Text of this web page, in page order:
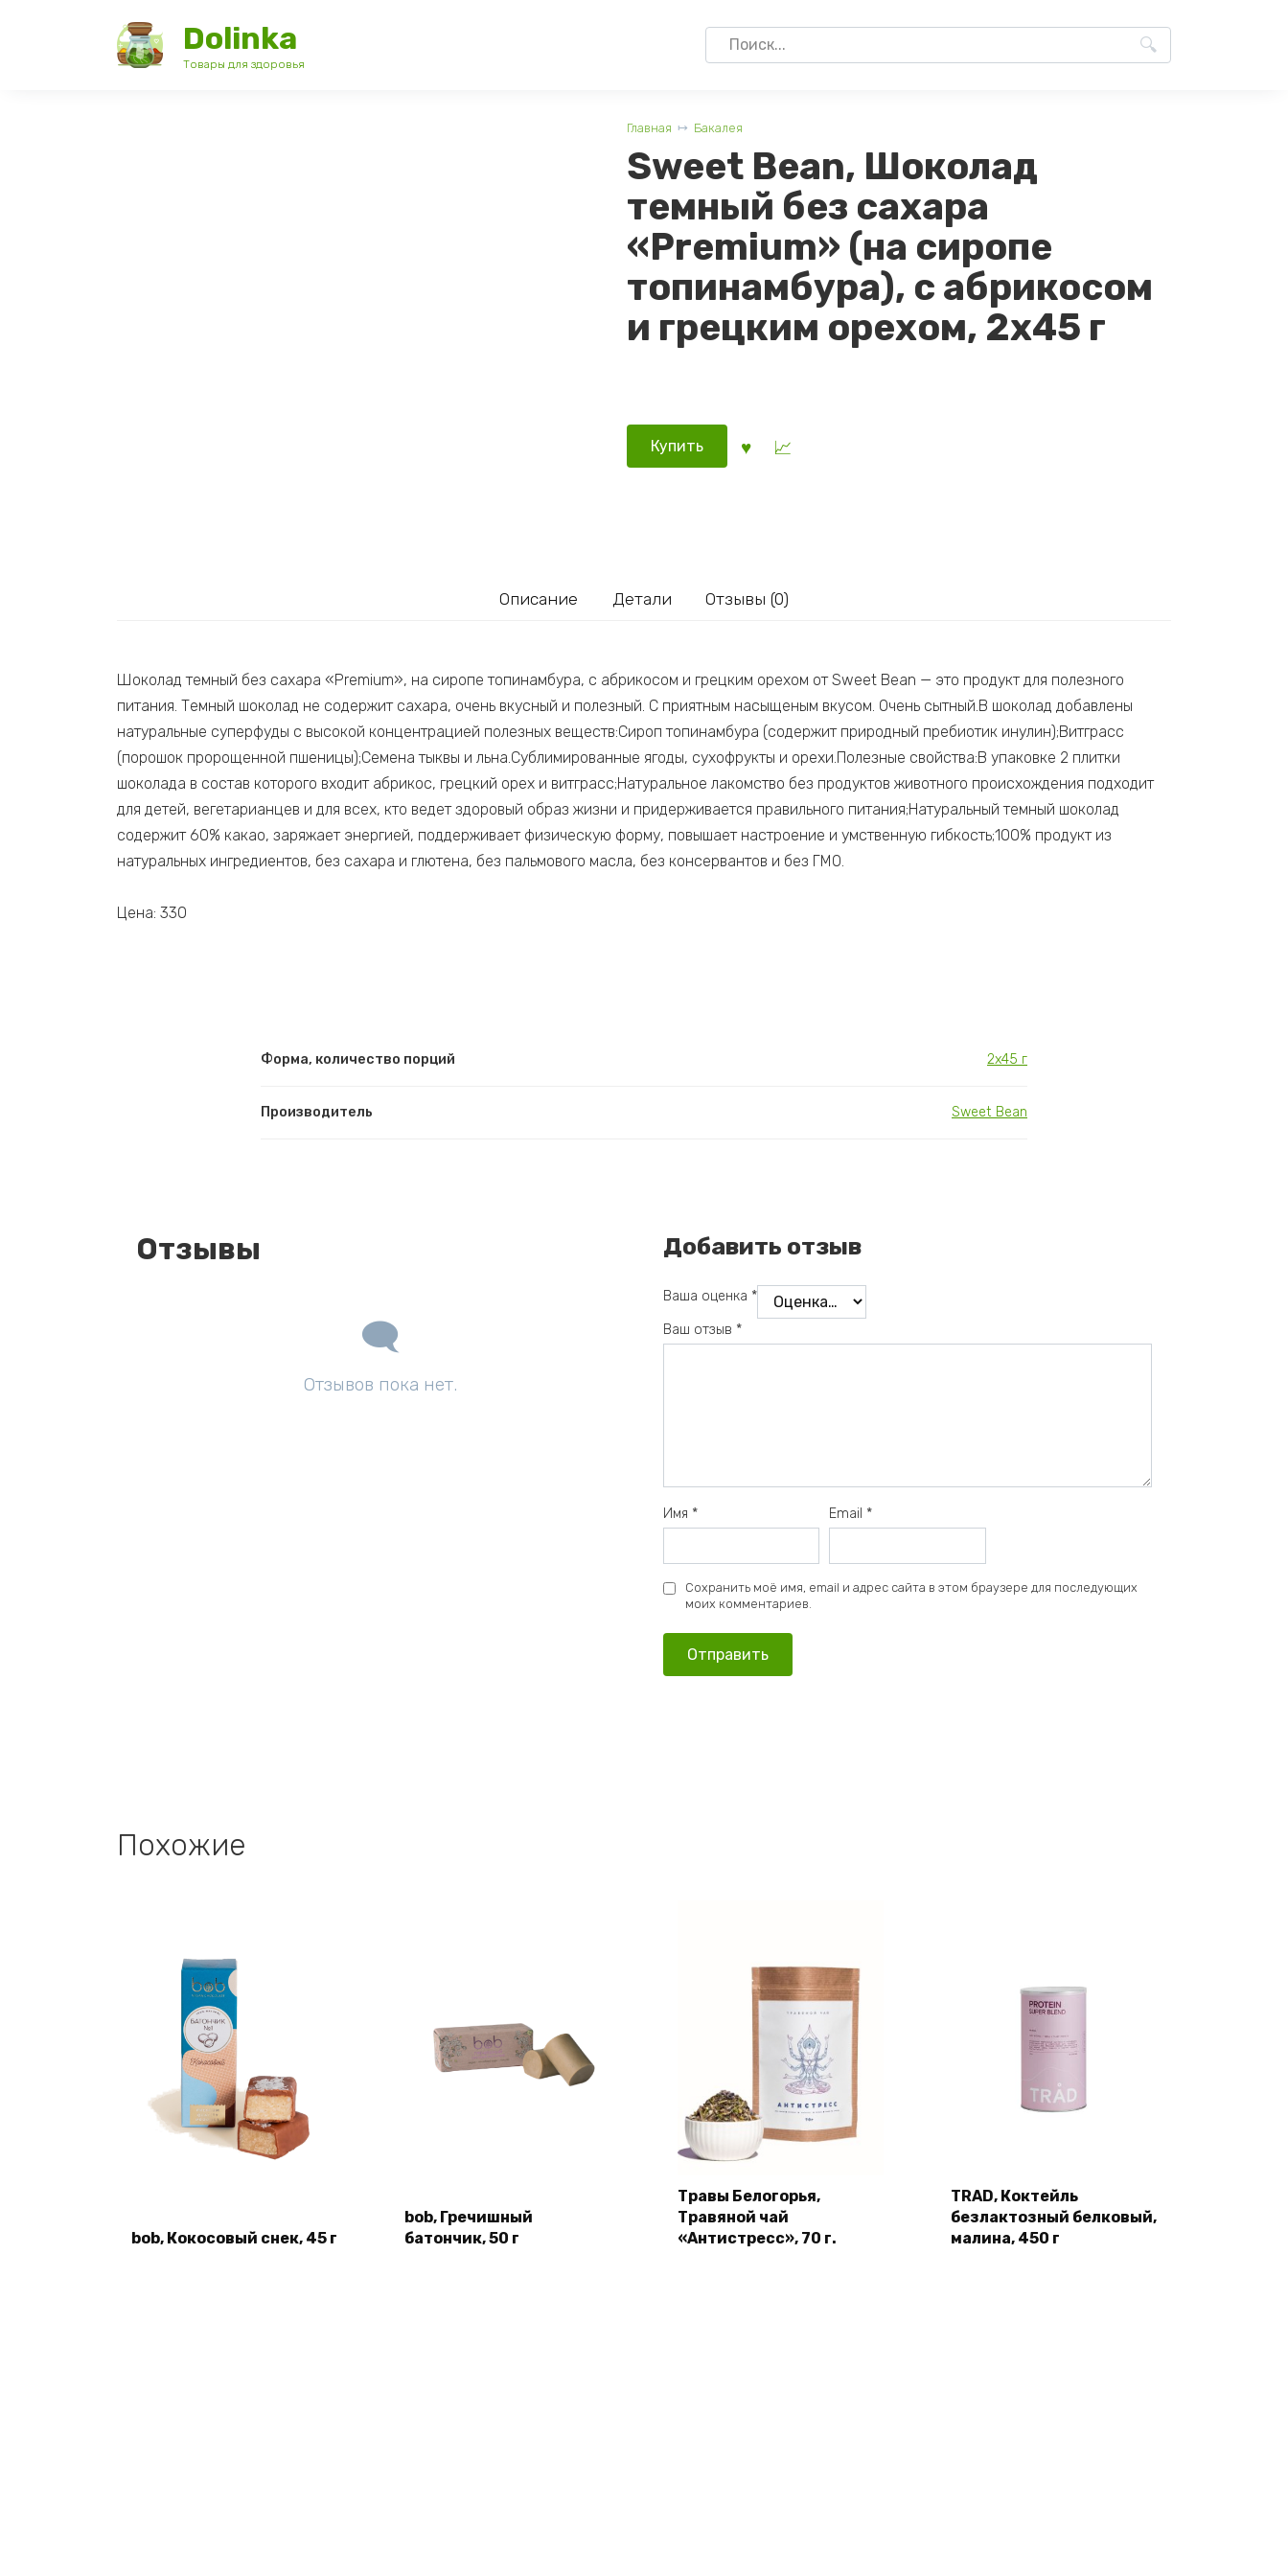
Dolinka
Товары для здоровья
Search
for:
Главная Бакалея
Sweet Bean, Шоколад
темный без сахара
«Premium» (на сиропе
топинамбура), с абрикосом
и грецким орехом, 2х45 г
Купить
Описание Детали Отзывы (0)
Шоколад темный без сахара «Premium», на сиропе топинамбура, с абрикосом и грецким орехом от Sweet Bean — это продукт для полезного
питания. Темный шоколад не содержит сахара, очень вкусный и полезный. С приятным насыщеным вкусом. Очень сытный.В шоколад добавлены
натуральные суперфуды с высокой концентрацией полезных веществ:Сироп топинамбура (содержит природный пребиотик инулин);Витграсс
(порошок пророщенной пшеницы);Семена тыквы и льна.Сублимированные ягоды, сухофрукты и орехи.Полезные свойства:В упаковке 2 плитки
шоколада в состав которого входит абрикос, грецкий орех и витграсс;Натуральное лакомство без продуктов животного происхождения подходит
для детей, вегетарианцев и для всех, кто ведет здоровый образ жизни и придерживается правильного питания;Натуральный темный шоколад
содержит 60% какао, заряжает энергией, поддерживает физическую форму, повышает настроение и умственную гибкость;100% продукт из
натуральных ингредиентов, без сахара и глютена, без пальмового масла, без консервантов и без ГМО.
Цена: 330
Форма, количество порций 2х45 г
Производитель Sweet Bean
Отзывы
Отзывов пока нет.
Добавить отзыв
Ваша оценка *
Ваш отзыв *
Имя * Email *
Сохранить моё имя, email и адрес сайта в этом браузере для последующих
моих комментариев.
Похожие
bob, Кокосовый снек, 45 г
bob, Гречишный
батончик, 50 г
Травы Белогорья,
Травяной чай
«Антистресс», 70 г.
TRAD, Коктейль
безлактозный белковый,
малина, 450 г